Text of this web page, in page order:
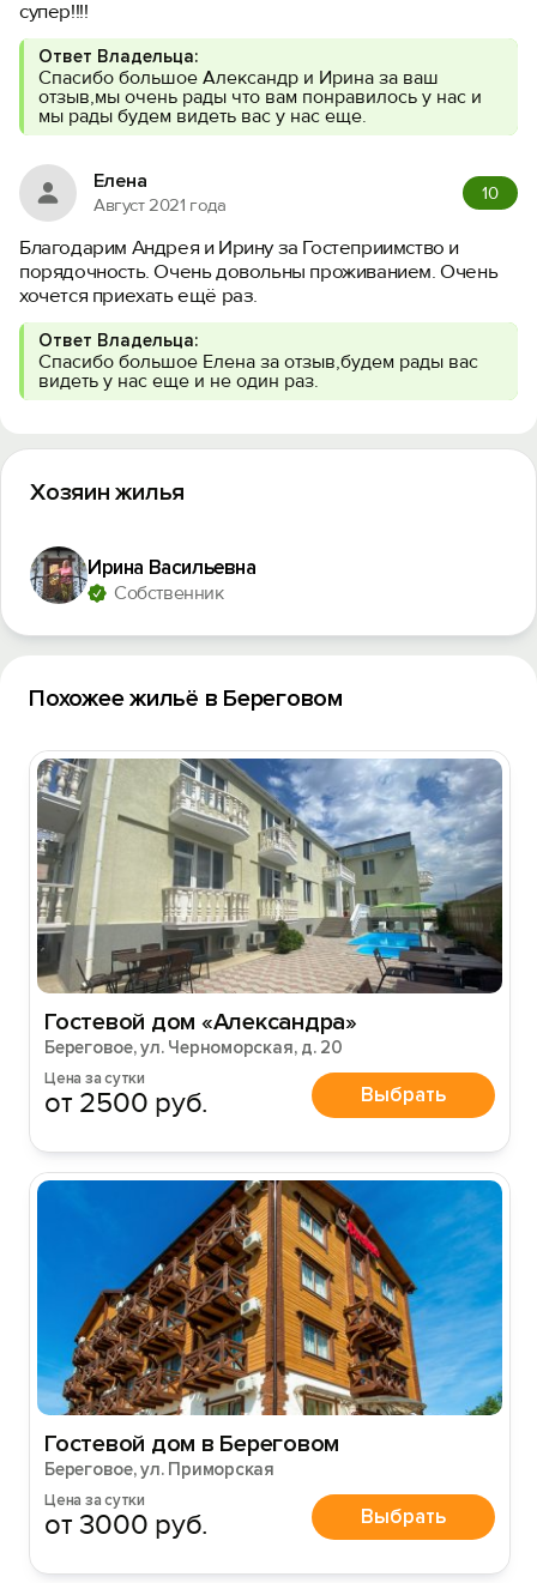
супер!!!!
Ответ Владельца:
Спасибо большое Александр и Ирина за ваш
отзыв,мы очень рады что вам понравилось у нас и
мы рады будем видеть вас у нас еще.
Елена
Август 2021 года
10
Благодарим Андрея и Ирину за Гостеприимство и
порядочность. Очень довольны проживанием. Очень
хочется приехать ещё раз.
Ответ Владельца:
Спасибо большое Елена за отзыв,будем рады вас
видеть у нас еще и не один раз.
Хозяин жилья
Ирина Васильевна
Собственник
Похожее жильё в Береговом
Гостевой дом «Александра»
Береговое, ул. Черноморская, д. 20
Цена за сутки
от 2500 руб. Выбрать
Гостевой дом в Береговом
Береговое, ул. Приморская
Цена за сутки
от 3000 руб. Выбрать